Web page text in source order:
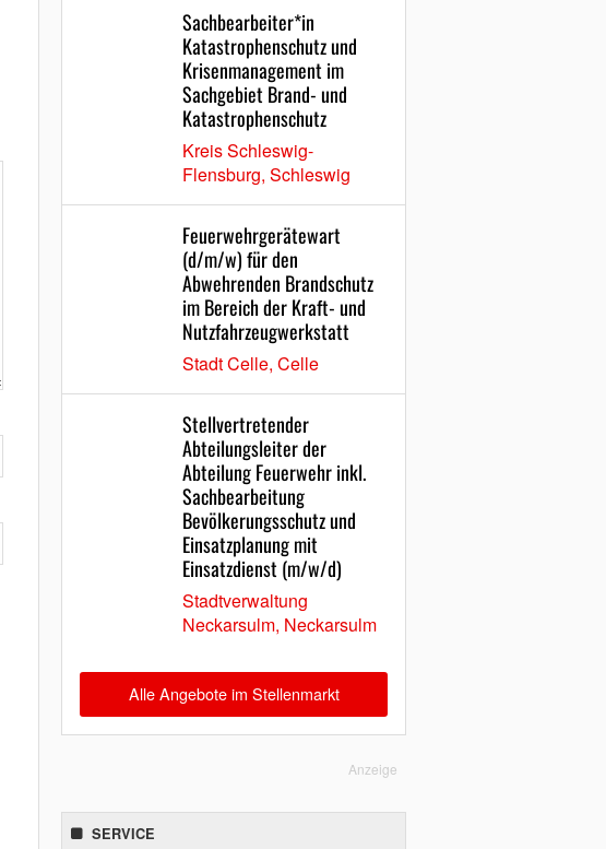
Sachbearbeiter*in
Katastrophenschutz und
Krisenmanagement im
Sachgebiet Brand- und
Katastrophenschutz
Kreis Schleswig-
Flensburg, Schleswig
Feuerwehrgerätewart
(d/m/w) für den
Abwehrenden Brandschutz
im Bereich der Kraft- und
Nutzfahrzeugwerkstatt
Stadt Celle, Celle
Stellvertretender
Abteilungsleiter der
Abteilung Feuerwehr inkl.
Sachbearbeitung
Bevölkerungsschutz und
Einsatzplanung mit
Einsatzdienst (m/w/d)
Stadtverwaltung
Neckarsulm, Neckarsulm
Alle Angebote im Stellenmarkt
Anzeige
SERVICE